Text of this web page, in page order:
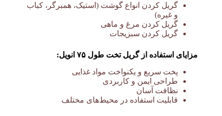
گریل کردن انواع گوشت (استیک، همبرگر، کباب
و غیره)
گریل کردن مرغ و ماهی
گریل کردن سبزیجات
مزایای استفاده از گریل تخت طول ۷۵ انویل:
پخت سریع و یکنواخت مواد غذایی
طراحی ایمن و کاربردی
نظافت آسان
قابلیت استفاده در محیط‌های مختلف